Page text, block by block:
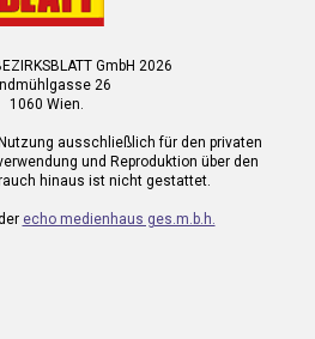
GmbH 2026
26
1060 Wien.
ausschließlich für den privaten
und Reproduktion über den
hinaus ist nicht gestattet.
echo medienhaus ges.m.b.h.